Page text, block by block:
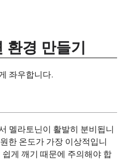
환경 만들기
좌우합니다.
멜라토닌이 활발히 분비됩니
한 온도가 가장 이상적입니
게 깨기 때문에 주의해야 합